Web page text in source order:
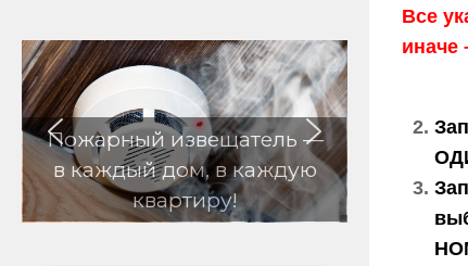
Все
иначе
Пожарный извещатель —
в каждый дом, в каждую
квартиру!